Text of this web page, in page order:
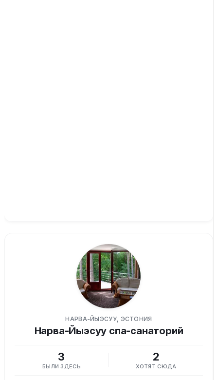
НАРВА-ЙЫЭСУУ, ЭСТОНИЯ
Нарва-Йыэсуу спа-санаторий
3
БЫЛИ ЗДЕСЬ
2
ХОТЯТ СЮДА